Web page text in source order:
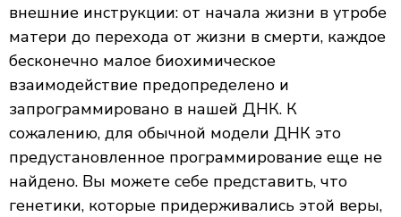
внешние инструкции: от начала жизни в утробе
матери до перехода от жизни в смерти, каждое
бесконечно малое биохимическое
взаимодействие предопределено и
запрограммировано в нашей ДНК. К
сожалению, для обычной модели ДНК это
предустановленное программирование еще не
найдено. Вы можете себе представить, что
генетики, которые придерживались этой веры,